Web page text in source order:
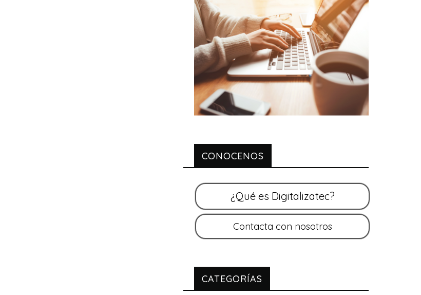
CONOCENOS
CATEGORÍAS